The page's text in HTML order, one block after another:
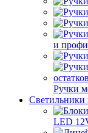
и
Ручки
Светильники
LED